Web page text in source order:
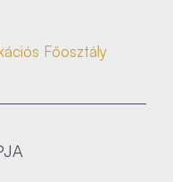
Főosztály